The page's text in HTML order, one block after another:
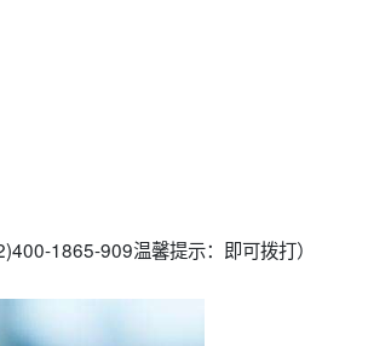
1865-909温馨提示：即可拨打）